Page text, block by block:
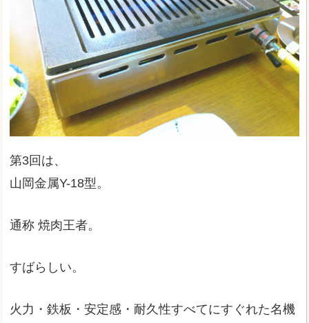
第3回は、
山岡金属Y-18型。
通称 焼肉王者。
すばらしい。
火力・鉄板・安定感・耐久性すべてにすぐれた名機